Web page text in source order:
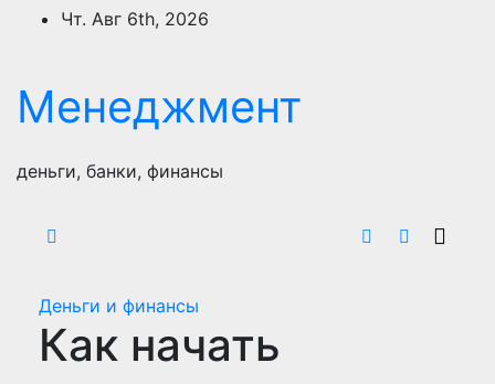
ПерейтиЧт. Авг 6th, 2026
Менеджмент
деньги, банки, финансы
Деньги и финансы
Как начать